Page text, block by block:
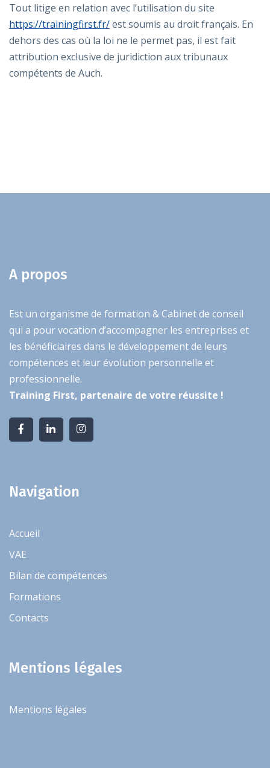
Tout litige en relation avec l’utilisation du site
https://trainingfirst.fr/est soumis au droit français. En
dehors des cas où la loi ne le permet pas, il est fait
attribution exclusive de juridiction aux tribunaux
compétents de Auch.
A propos
Est un organisme de formation & Cabinet de conseil
qui a pour vocation d’accompagner les entreprises et
les bénéficiaires dans le développement de leurs
compétences et leur évolution personnelle et
professionnelle.
Training First, partenaire de votre réussite !
Navigation
Accueil
VAE
Bilan de compétences
Formations
Contacts
Mentions légales
Mentions légales